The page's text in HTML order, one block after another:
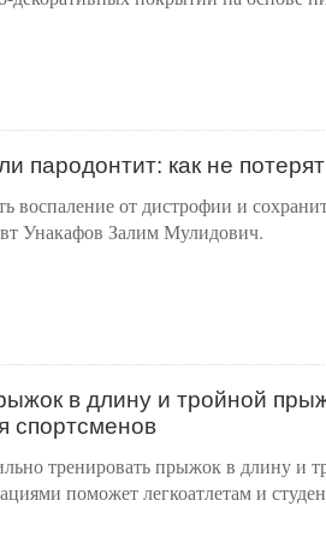
пародонтит: как не
воспаление от дистрофии и
Унакафов Залим Мулидович.
в длину и тройной
спортсменов
тренировать прыжок в длину и
поможет легкоатлетам и